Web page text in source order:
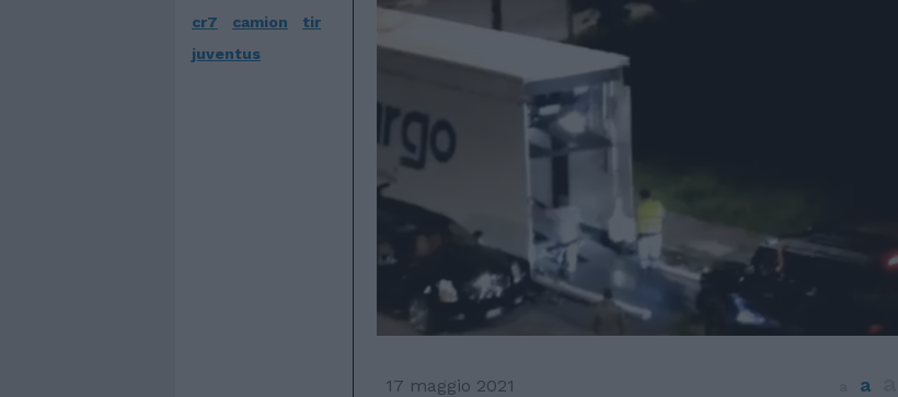
cr7
camion
tir
juventus
17 maggio 2021 a